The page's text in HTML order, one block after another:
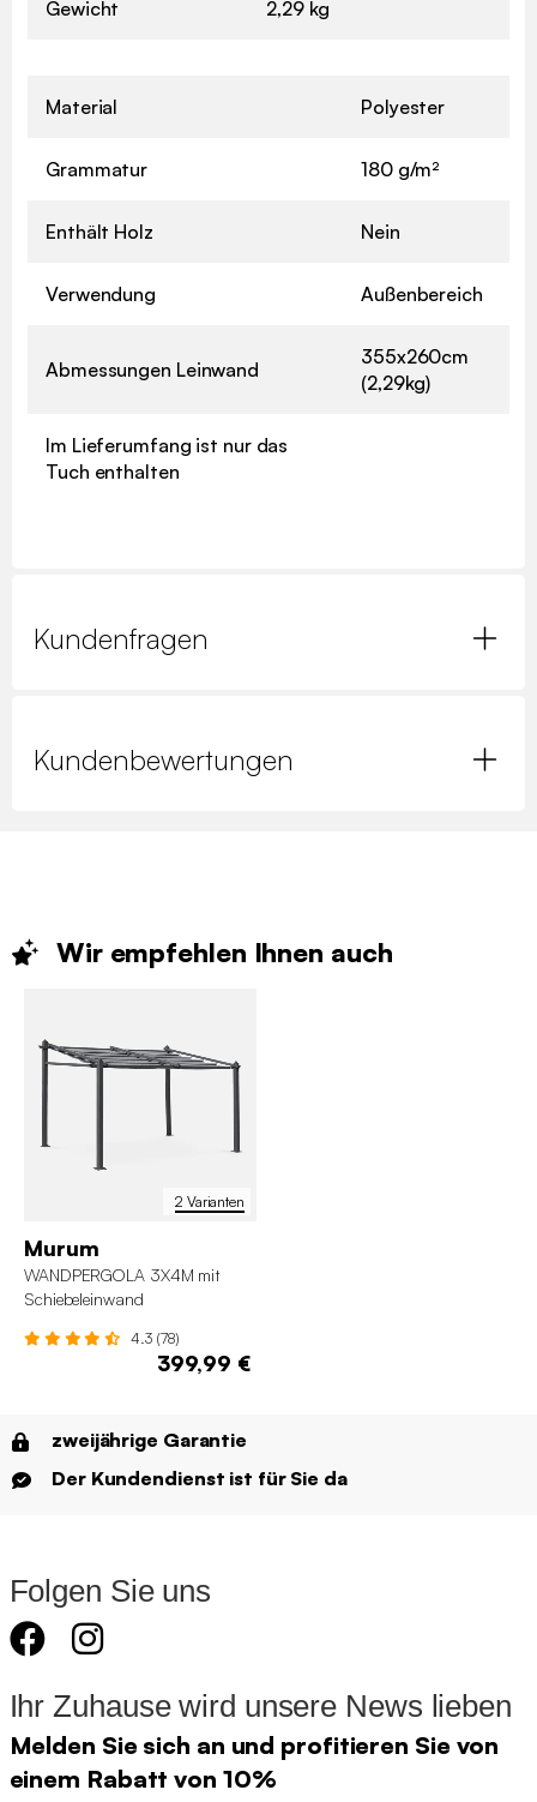
Gewicht 2,29 kg
Material Polyester
Grammatur 180 g/m²
Enthält Holz Nein
Verwendung Außenbereich
Abmessungen Leinwand
355x260cm
(2,29kg)
Im Lieferumfang ist nur das
Tuch enthalten
Kundenfragen
Kundenbewertungen
Wir empfehlen Ihnen auch
2 Varianten
Murum
WANDPERGOLA 3X4M mit
Schiebeleinwand
4.3 (78)
399,99 €
zweijährige Garantie
Der Kundendienst ist für Sie da
Folgen Sie uns
Ihr Zuhause wird unsere News lieben
Melden Sie sich an und profitieren Sie von
einem Rabatt von 10%